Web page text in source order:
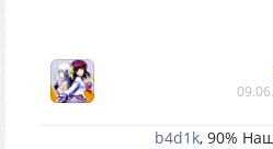
b4d1k, 90%